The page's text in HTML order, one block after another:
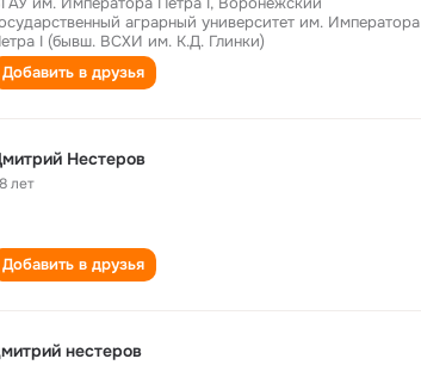
аграрный университет им. Императора
I (бывш. ВСХИ им. К.Д. Глинки)
Добавить в друзья
Нестеров
лет
Добавить в друзья
нестеров